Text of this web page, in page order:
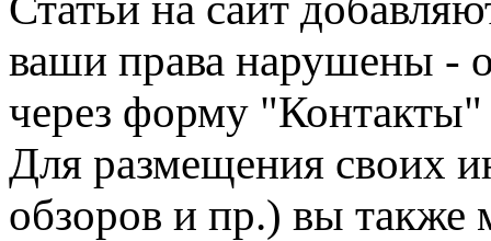
ваши права нарушены -
через форму "Контакты"
Для размещения своих
обзоров и пр.) вы также